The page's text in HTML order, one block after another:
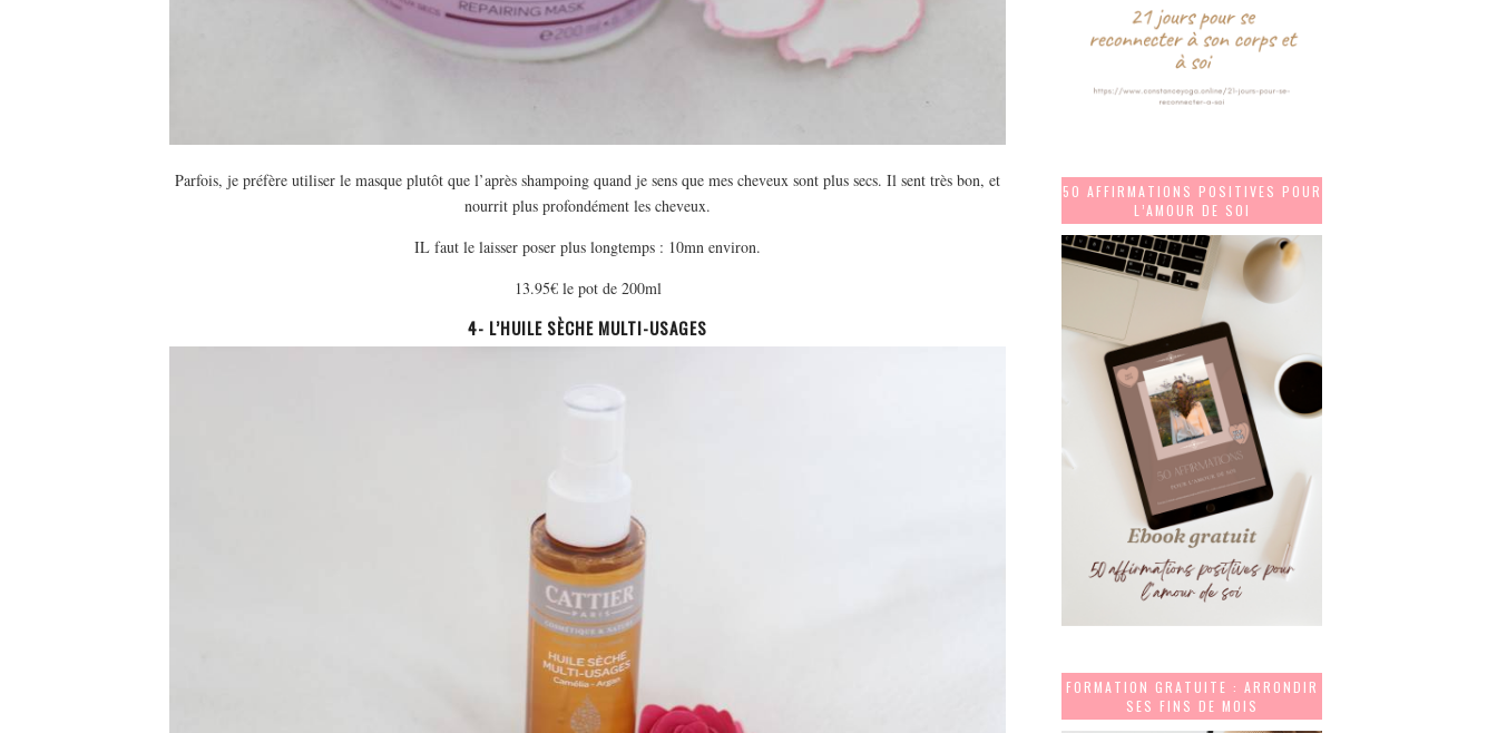
Parfois, je préfère utiliser le masque plutôt que l’après shampoing quand je sens que mes cheveux sont plus secs. Il sent très bon, et
nourrit plus profondément les cheveux.
IL faut le laisser poser plus longtemps : 10mn environ.
13.95€ le pot de 200ml
4- L’HUILE SÈCHE MULTI-USAGES
50 AFFIRMATIONS POSITIVES POUR
L’AMOUR DE SOI
FORMATION GRATUITE : ARRONDIR
SES FINS DE MOIS